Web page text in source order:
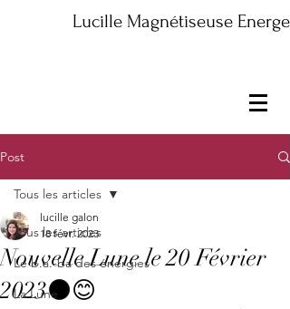
Lucille Magnétiseuse
Post
Tous les articles
Le b.a.-ba des énergies
La Lune
Tous les articles
Nouvelle Lune le 20 Février
2023🌑😊
lucille galon
18 févr. 2023